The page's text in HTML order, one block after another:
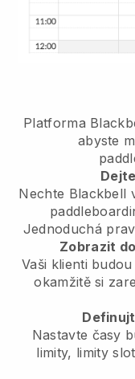
Platforma
abyste
Nechte Blackbell
Jednoduchá
Zobrazit
Vaši klienti
okamžitě si
Nastavte časy
limity, limity